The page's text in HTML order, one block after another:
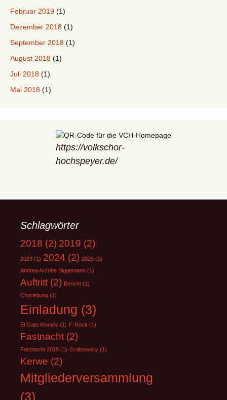
Februar 2019 (1)
Dezember 2018 (1)
September 2018 (1)
August 2018 (1)
Juli 2018 (1)
Mai 2018 (1)
https://volkschor-
hochspeyer.de/
Schlagwörter
2018 (2) 2019 (2)
2023 (1) 2024 (2) 2025 (1)
Andrea Arzabe Biggemann (1)
Auftritt (2) Bericht (1)
Chorleitung (1)
Einladung (3)
El Gato Montés (1) F-Rock (1)
Fastnacht (2)
Fastnacht 2019 (1) Grabowsky (1)
Kerwe (2)
Mitgliederversammlung
(3)